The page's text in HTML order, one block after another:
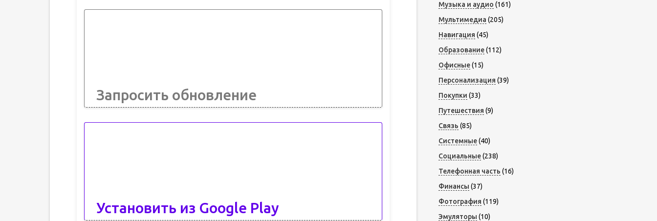
Запросить обновление
Установить из Google Play
Музыка и аудио (161)
Мультимедиа (205)
Навигация (45)
Образование(112)
Офисные(15)
Персонализация (39)
Покупки (33)
Путешествия (9)
Связь (85)
Системные(40)
Социальные(238)
Телефонная часть (16)
Финансы (37)
Фотография (119)
Эмуляторы (10)